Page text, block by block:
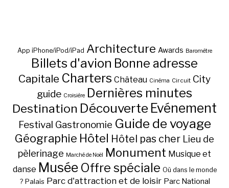
App iPhone/iPod/iPad Architecture Awards Baromètre
Billets d'avion Bonne adresse
Capitale Charters Château Cinéma Circuit City
guide Croisière Dernières minutes
Destination Découverte Evénement
Festival Gastronomie Guide de voyage
Géographie Hôtel Hôtel pas cher Lieu de
pèlerinage Marché de Noël Monument Musique et
danse Musée Offre spéciale Où dans le monde
? Palais Parc d'attraction et de loisir Parc National